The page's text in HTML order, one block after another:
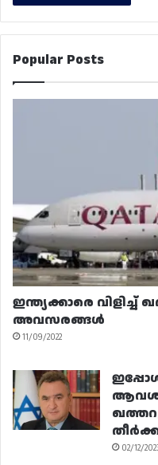
Popular Posts
ഇന്ത്യക്കാരെ
അവസരങ്ങൾ
11/09/2022
02/12/